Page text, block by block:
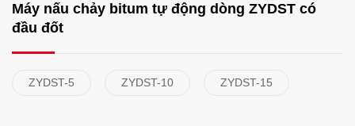
​Máy nấu chảy bitum tự động dòng ZYDST có
đầu đốt
ZYDST-5 ZYDST-10 ZYDST-15